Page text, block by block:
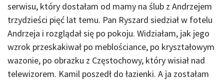
serwisu, który dostałam od mamy na ślub z Andrzejem
trzydzieści pięć lat temu. Pan Ryszard siedział w fotelu
Andrzeja i rozglądał się po pokoju. Widziałam, jak jego
wzrok przeskakiwał po meblościance, po kryształowym
wazonie, po obrazku z Częstochowy, który wisiał nad
telewizorem. Kamil poszedł do łazienki. A ja zostałam